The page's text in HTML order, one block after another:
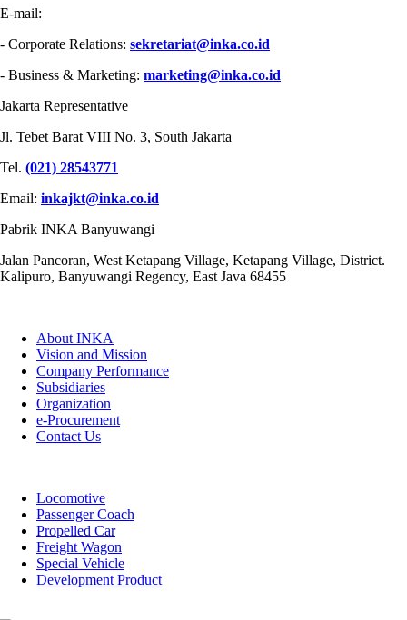
E-mail:
- Corporate Relations: sekretariat@inka.co.id
- Business & Marketing: marketing@inka.co.id
Jakarta Representative
Jl. Tebet Barat VIII No. 3, South Jakarta
Tel. (021) 28543771
Email: inkajkt@inka.co.id
Pabrik INKA Banyuwangi
Jalan Pancoran, West Ketapang Village, Ketapang Village, District.
Kalipuro, Banyuwangi Regency, East Java 68455
About INKA
Vision and Mission
Company Performance
Subsidiaries
Organization
e-Procurement
Contact Us
Locomotive
Passenger Coach
Propelled Car
Freight Wagon
Special Vehicle
Development Product